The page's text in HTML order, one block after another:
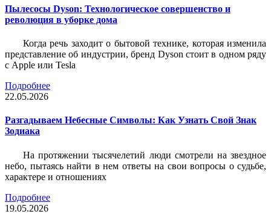
Пылесосы Dyson: Технологическое совершенство и
революция в уборке дома
Когда речь заходит о бытовой технике, которая изменила
представление об индустрии, бренд Dyson стоит в одном ряду
с Apple или Tesla
Подробнее
22.05.2026
Разгадываем Небесные Символы: Как Узнать Свой Знак
Зодиака
На протяжении тысячелетий люди смотрели на звездное
небо, пытаясь найти в нем ответы на свои вопросы о судьбе,
характере и отношениях
Подробнее
19.05.2026